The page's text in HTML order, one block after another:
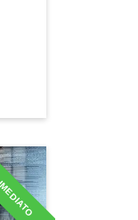
Data